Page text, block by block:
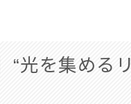
】“光を集め